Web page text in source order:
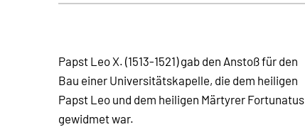
Papst Leo X. (1513-1521) gab den Anstoß für den
Bau einer Universitätskapelle, die dem heiligen
Papst Leo und dem heiligen Märtyrer Fortunatus
gewidmet war.